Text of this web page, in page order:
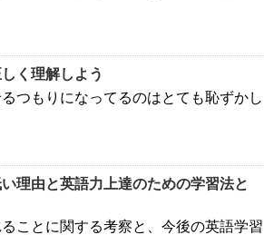
く理解しよう
つもりになってるのはとても恥ずかし
理由と英語力上達のための学習法と
ことに関する考察と、今後の英語学習